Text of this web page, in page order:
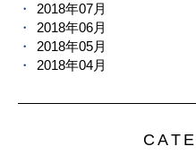
2018年07月
2018年06月
2018年05月
2018年04月